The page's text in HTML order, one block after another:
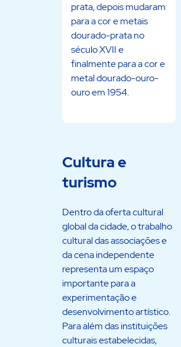
prata, depois mudaram
para a cor e metais
dourado-prata no
século XVII e
finalmente para a cor e
metal dourado-ouro-
ouro em 1954.
Cultura e
turismo
Dentro da oferta cultural
global da cidade, o trabalho
cultural das associações e
da cena independente
representa um espaço
importante para a
experimentação e
desenvolvimento artístico.
Para além das instituições
culturais estabelecidas,